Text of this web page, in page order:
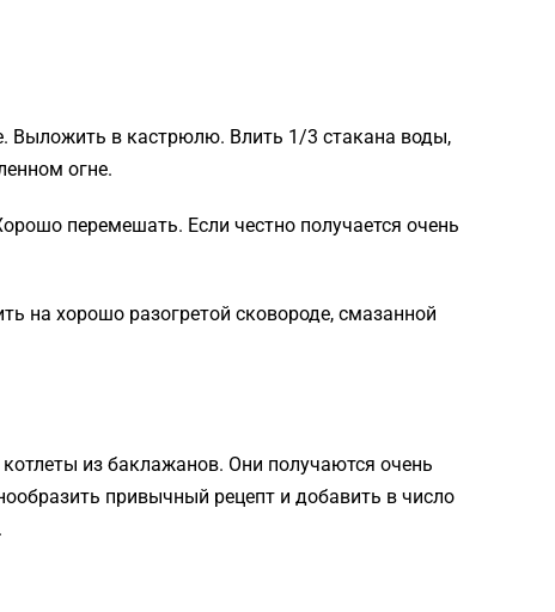
Выложить в кастрюлю. Влить 1/3 стакана воды,
огне.
перемешать. Если честно получается очень
на хорошо разогретой сковороде, смазанной
из баклажанов. Они получаются очень
привычный рецепт и добавить в число